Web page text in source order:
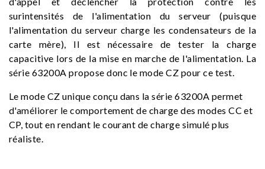
surintensités de l'alimentation du serveur (puisque
l'alimentation du serveur charge les condensateurs de la
carte mère), Il est nécessaire de tester la charge
capacitive lors de la mise en marche de l'alimentation. La
série 63200A propose donc le mode CZ pour ce test.
Le mode CZ unique conçu dans la série 63200A permet
d'améliorer le comportement de charge des modes CC et
CP, tout en rendant le courant de charge simulé plus
réaliste.